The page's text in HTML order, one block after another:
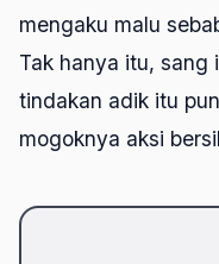
mengaku malu
Tak hanya itu, sang
tindakan adik itu
mogoknya aksi